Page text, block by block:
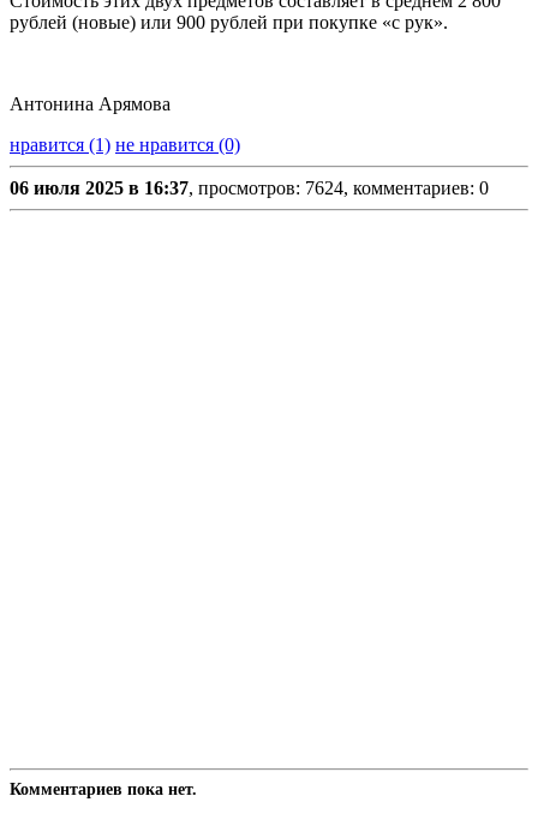
рублей (новые) или 900 рублей при покупке «с рук».
Антонина Арямова
нравится (1) не нравится (0)
06 июля 2025 в 16:37, просмотров: 7624, комментариев: 0
Комментариев пока нет.